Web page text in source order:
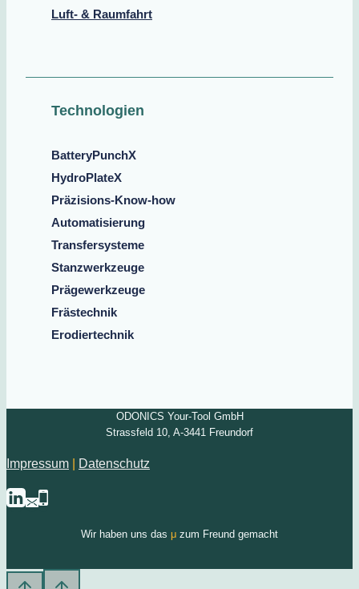
Luft- & Raumfahrt
Technologien
BatteryPunchX
HydroPlateX
Präzisions-Know-how
Automatisierung
Transfersysteme
Stanzwerkzeuge
Prägewerkzeuge
Frästechnik
Erodiertechnik
ODONICS Your-Tool GmbH
Strassfeld 10, A-3441 Freundorf
Impressum Datenschutz
Wir haben uns das μ zum Freund gemacht